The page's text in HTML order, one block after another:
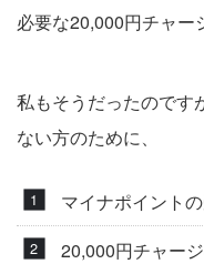
必要な20,000円チャー
私もそうだったのです
ない方のために、
マイナポイント
20,000円チャー